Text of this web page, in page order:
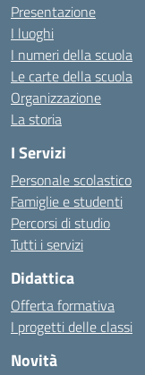
Presentazione
I luoghi
I numeri della scuola
Le carte della scuola
Organizzazione
La storia
I Servizi
Personale scolastico
Famiglie e studenti
Percorsi di studio
Tutti i servizi
Didattica
Offerta formativa
I progetti delle classi
Novità